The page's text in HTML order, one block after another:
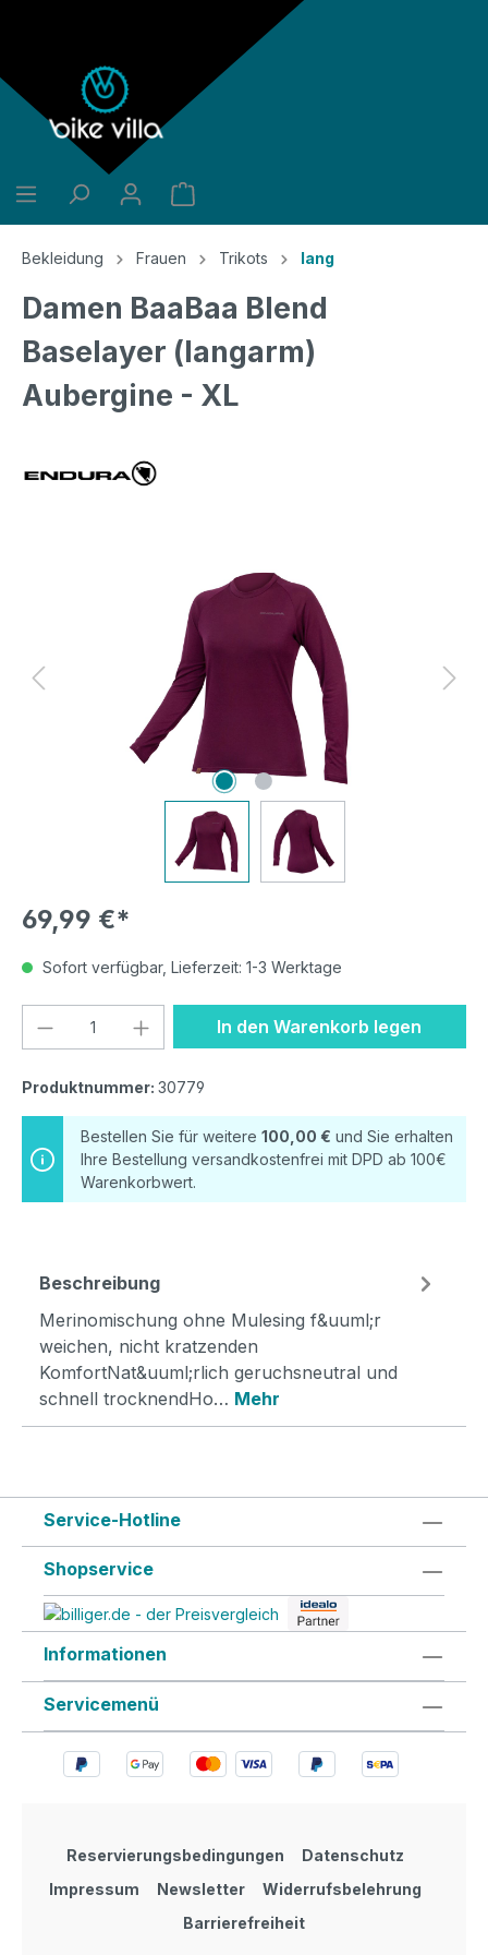
Bekleidung Frauen Trikots lang
Damen BaaBaa Blend
Baselayer (langarm)
Aubergine - XL
69,99 €*
Sofort verfügbar, Lieferzeit: 1-3 Werktage
Produkt Anzahl: Gib denIn den Warenkorb legen
Produktnummer: 30779
Bestellen Sie für weitere 100,00 € und Sie erhalten
Ihre Bestellung versandkostenfrei mit DPD ab 100€
Warenkorbwert.
Beschreibung
Merinomischung ohne Mulesing f&uuml;r
weichen, nicht kratzenden
KomfortNat&uuml;rlich geruchsneutral und
schnell trocknendHo… Mehr
Service-Hotline
Shopservice
Informationen
Servicemenü
Reservierungsbedingungen
Datenschutz
Impressum
Newsletter
Widerrufsbelehrung
Barrierefreiheit